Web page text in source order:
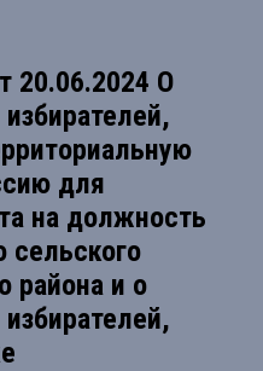
20.06.2024 О
для
на должность
сельского
района и о